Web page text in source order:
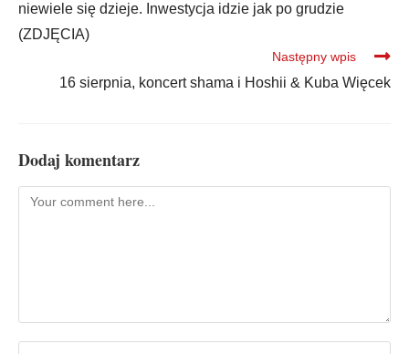
niewiele się dzieje. Inwestycja idzie jak po grudzie
(ZDJĘCIA)
Następny wpis
16 sierpnia, koncert shama i Hoshii & Kuba Więcek
Dodaj komentarz